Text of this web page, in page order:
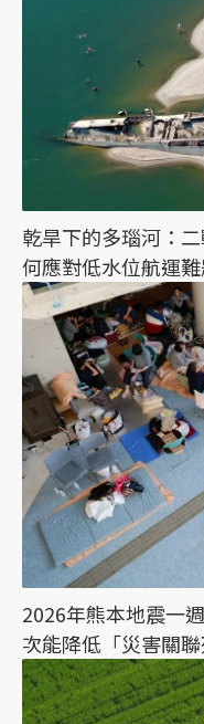
乾旱下的多瑙河：
何應對低水位航運難
2026年熊本地震一
次能降低「災害關